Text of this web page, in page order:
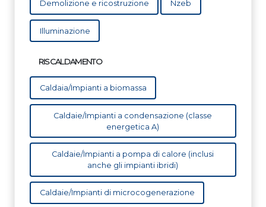
Demolizione e ricostruzione Nzeb
Illuminazione
RISCALDAMENTO
Caldaia/Impianti a biomassa
Caldaie/Impianti a condensazione (classe
energetica A)
Caldaie/Impianti a pompa di calore (inclusi
anche gli impianti ibridi)
Caldaie/Impianti di microcogenerazione